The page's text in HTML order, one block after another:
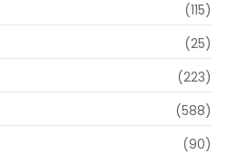
(115)
(25)
(223)
(588)
(90)